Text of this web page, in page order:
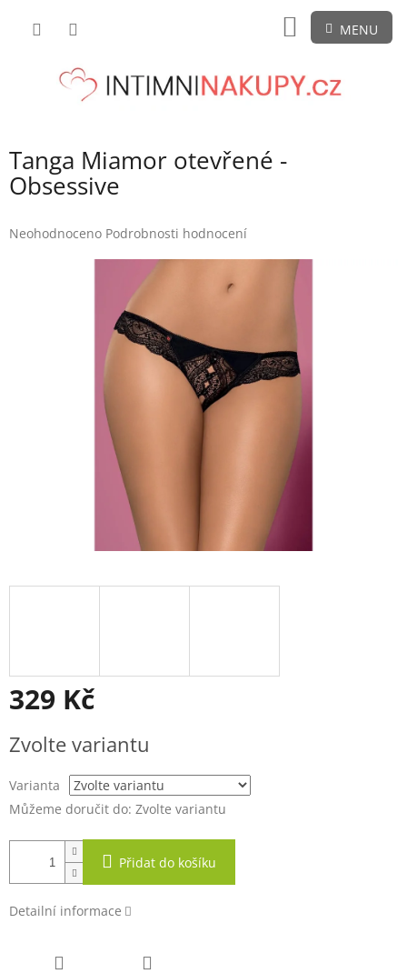
NÁKUPNÍ
KOŠÍK
Tanga Miamor otevřené -
Obsessive
Průměrné
Neohodnoceno Podrobnosti hodnocení
329 Kč
cena:
Zvolte variantu
Varianta
Můžeme doručit do: Zvolte variantu
Přidat do košíku
Detailní informace